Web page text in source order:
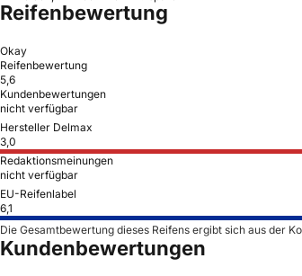
Reifenbewertung
Okay
Reifenbewertung
5,6
Kundenbewertungen
nicht verfügbar
Hersteller Delmax
3,0
Redaktionsmeinungen
nicht verfügbar
EU-Reifenlabel
6,1
Die Gesamtbewertung dieses Reifens ergibt sich aus der
Kundenbewertungen